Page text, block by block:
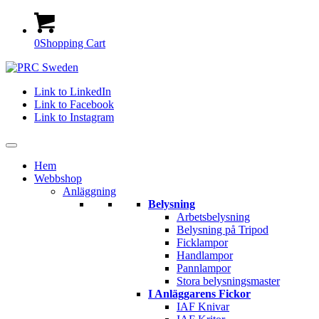
0Shopping Cart
Link to LinkedIn
Link to Facebook
Link to Instagram
Hem
Webbshop
Anläggning
Belysning
Arbetsbelysning
Belysning på Tripod
Ficklampor
Handlampor
Pannlampor
Stora belysningsmaster
I Anläggarens Fickor
IAF Knivar